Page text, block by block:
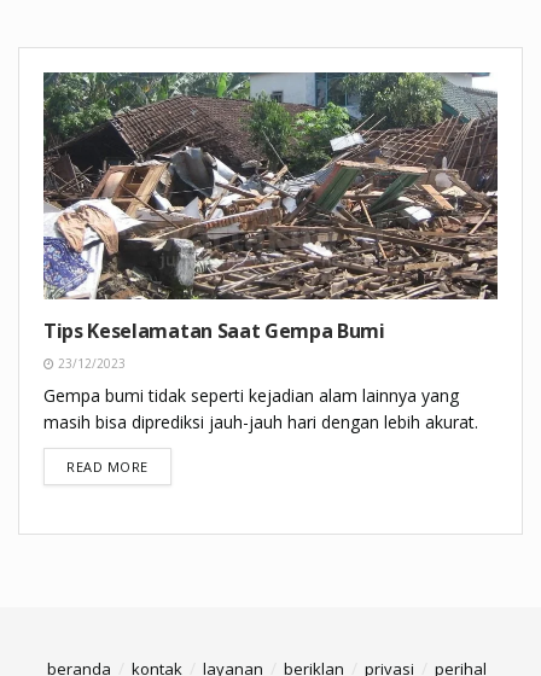
Tips Keselamatan Saat Gempa Bumi
23/12/2023
Gempa bumi tidak seperti kejadian alam lainnya yang
masih bisa diprediksi jauh-jauh hari dengan lebih akurat.
READ MOREDETAILS
beranda kontak layanan beriklan privasi perihal